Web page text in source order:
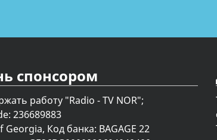
спонсором
работу "Radio - TV NOR";
236689883
Georgia, Код банка: BAGAGE 22